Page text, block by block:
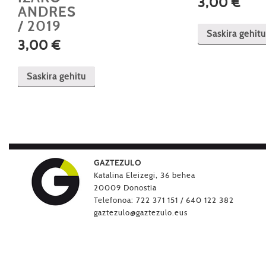
ANDRES
/ 2019
3,00€
Saskira gehitu
3,00€
Saskira gehitu
GAZTEZULO
Katalina Eleizegi, 36 behea
20009 Donostia
Telefonoa: 722 371 151 / 640 122 382
gaztezulo@gaztezulo.eus